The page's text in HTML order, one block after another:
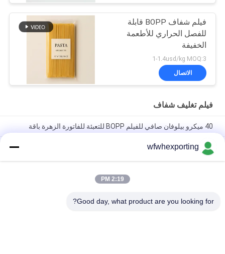
فيلم شفاف BOPP قابلة
للفصل الحراري للأطعمة
الخفيفة
1-1.4usd/kg MOQ:3
الاتصال
فيلم تغليف شفاف
40 ميكرو بيلوفان صافي للفيلم BOPP للتعبئة للفاتورة الزهرة باقة
جانب واحد قابل للغلق بالحرارة وفيلم BOPP قابل للغلق بالحرارة على
الجانبين
فيلم التعبئة الشفافة ذات الجيب المزدوج والسحب المرونة الصديقة
wfwhexporting
2:19 PM
Good day, what product are you looking for?